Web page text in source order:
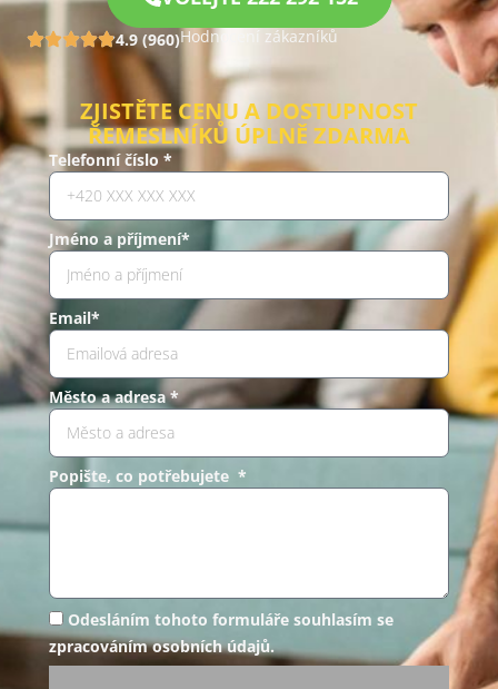
4.9 (960)Hodnocení zákazníků
ZJISTĚTE CENU A DOSTUPNOST
ŘEMESLNÍKŮ ÚPLNĚ ZDARMA
Telefonní číslo *
Jméno a příjmení*
Email*
Město a adresa *
Popište, co potřebujete *
Odesláním tohoto formuláře souhlasím se
zpracováním osobních údajů.